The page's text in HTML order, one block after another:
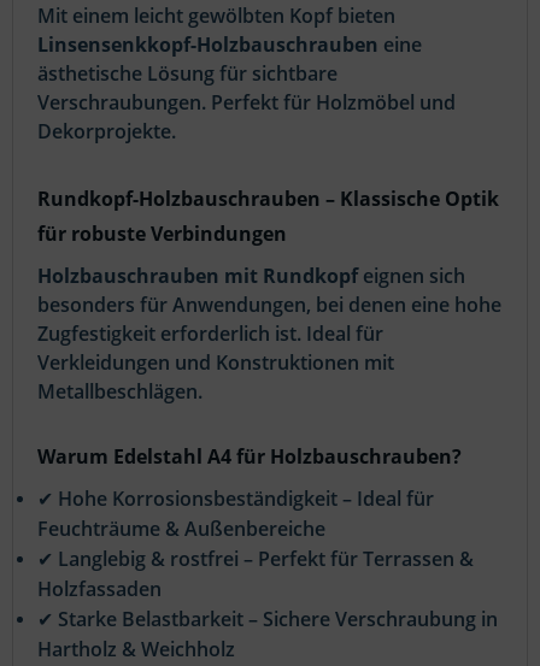
Mit einem leicht gewölbten Kopf bieten
Linsensenkkopf-Holzbauschrauben eine
ästhetische Lösung für sichtbare
Verschraubungen. Perfekt für Holzmöbel und
Dekorprojekte.
Rundkopf-Holzbauschrauben – Klassische Optik
für robuste Verbindungen
Holzbauschrauben mit Rundkopfeignen sich
besonders für Anwendungen, bei denen eine hohe
Zugfestigkeit erforderlich ist. Ideal für
Verkleidungen und Konstruktionen mit
Metallbeschlägen.
Warum Edelstahl A4 für Holzbauschrauben?
✔ Hohe Korrosionsbeständigkeit – Ideal für
Feuchträume & Außenbereiche
✔ Langlebig & rostfrei – Perfekt für Terrassen &
Holzfassaden
✔ Starke Belastbarkeit – Sichere Verschraubung in
Hartholz & Weichholz